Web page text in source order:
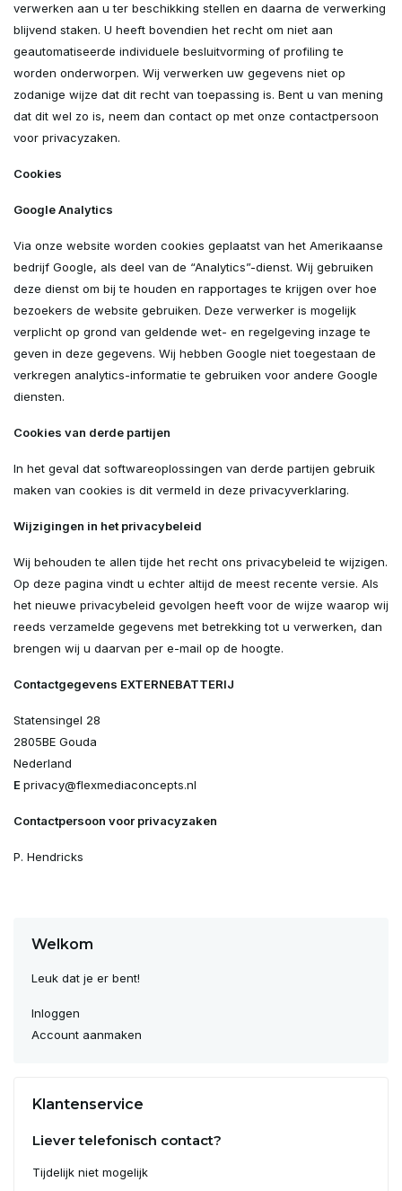
verwerken aan u ter beschikking stellen en daarna de verwerking
blijvend staken. U heeft bovendien het recht om niet aan
geautomatiseerde individuele besluitvorming of profiling te
worden onderworpen. Wij verwerken uw gegevens niet op
zodanige wijze dat dit recht van toepassing is. Bent u van mening
dat dit wel zo is, neem dan contact op met onze contactpersoon
voor privacyzaken.
Cookies
Google Analytics
Via onze website worden cookies geplaatst van het Amerikaanse
bedrijf Google, als deel van de “Analytics”-dienst. Wij gebruiken
deze dienst om bij te houden en rapportages te krijgen over hoe
bezoekers de website gebruiken. Deze verwerker is mogelijk
verplicht op grond van geldende wet- en regelgeving inzage te
geven in deze gegevens. Wij hebben Google niet toegestaan de
verkregen analytics-informatie te gebruiken voor andere Google
diensten.
Cookies van derde partijen
In het geval dat softwareoplossingen van derde partijen gebruik
maken van cookies is dit vermeld in deze privacyverklaring.
Wijzigingen in het privacybeleid
Wij behouden te allen tijde het recht ons privacybeleid te wijzigen.
Op deze pagina vindt u echter altijd de meest recente versie. Als
het nieuwe privacybeleid gevolgen heeft voor de wijze waarop wij
reeds verzamelde gegevens met betrekking tot u verwerken, dan
brengen wij u daarvan per e-mail op de hoogte.
Contactgegevens EXTERNEBATTERIJ
Statensingel 28
2805BE Gouda
Nederland
Eprivacy@flexmediaconcepts.nl
Contactpersoon voor privacyzaken
P. Hendricks
Welkom
Leuk dat je er bent!
Inloggen
Account aanmaken
Klantenservice
Liever telefonisch contact?
Tijdelijk niet mogelijk